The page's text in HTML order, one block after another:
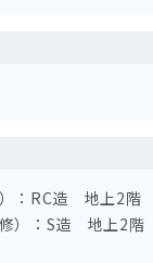
）：RC造 地上2
）：S造 地上2階